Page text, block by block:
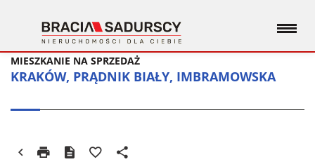
KRAKÓW, PRĄDNIK BIAŁY, IMBRAMOWSKA
MIESZKANIE NA SPRZEDAŻ